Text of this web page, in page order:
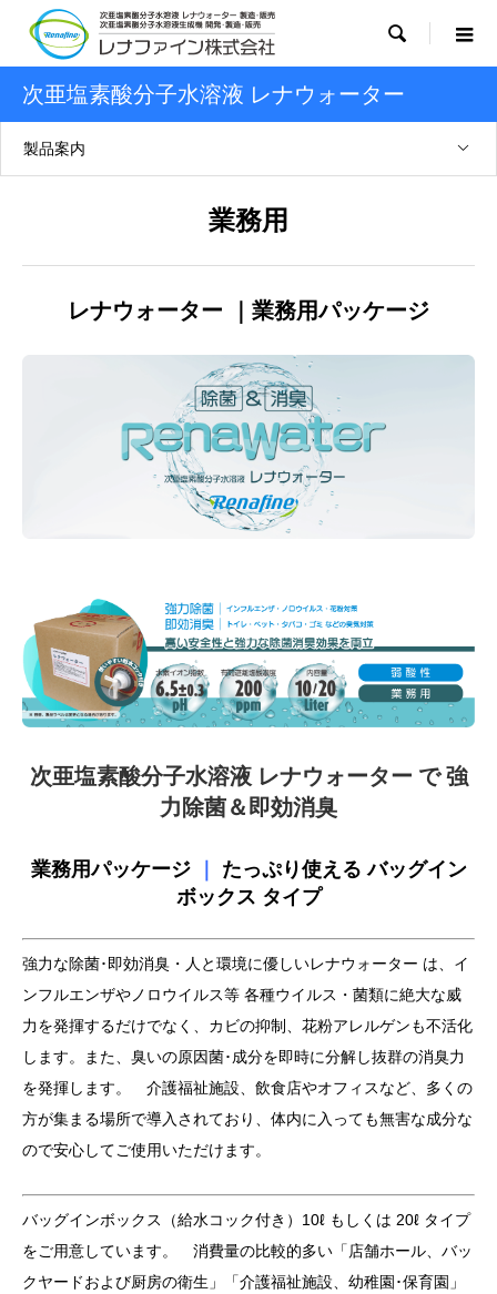

次亜塩素酸分子水溶液 レナウォーター
製品案内
業務用
レナウォーター ｜業務用パッケージ
次亜塩素酸分子水溶液 レナウォーター で 強
力除菌＆即効消臭
業務用パッケージ
たっぷり使える バッグイン
ボックス タイプ
強力な除菌･即効消臭・人と環境に優しいレナウォーター は、イ
ンフルエンザやノロウイルス等 各種ウイルス・菌類に絶大な威
力を発揮するだけでなく、カビの抑制、花粉アレルゲンも不活化
します。また、臭いの原因菌･成分を即時に分解し抜群の消臭力
を発揮します。 介護福祉施設、飲食店やオフィスなど、多くの
方が集まる場所で導入されており、体内に入っても無害な成分な
ので安心してご使用いただけます。
バッグインボックス（給水コック付き）10ℓ もしくは 20ℓ タイプ
をご用意しています。 消費量の比較的多い「店舗ホール、バッ
クヤードおよび厨房の衛生」「介護福祉施設、幼稚園･保育園」